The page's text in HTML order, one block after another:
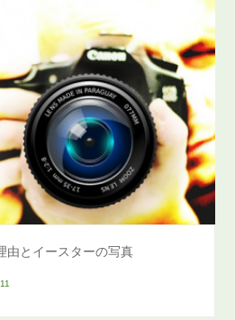
由とイースターの写真